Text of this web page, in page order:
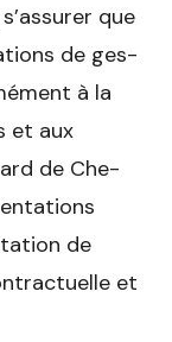
que
de ges­
à la
et aux
de Che­
de
et